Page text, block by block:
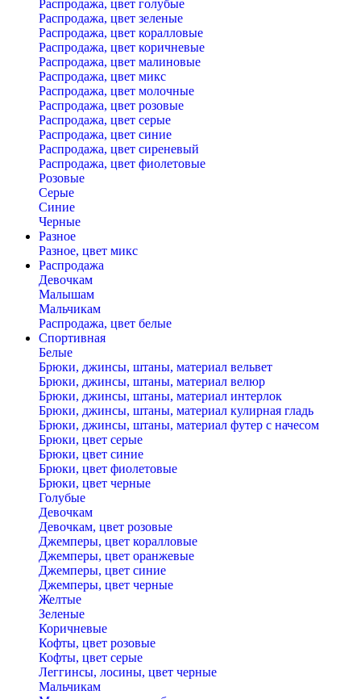
Распродажа, цвет голубые
Распродажа, цвет зеленые
Распродажа, цвет коралловые
Распродажа, цвет коричневые
Распродажа, цвет малиновые
Распродажа, цвет микс
Распродажа, цвет молочные
Распродажа, цвет розовые
Распродажа, цвет серые
Распродажа, цвет синие
Распродажа, цвет сиреневый
Распродажа, цвет фиолетовые
Розовые
Серые
Синие
Черные
Разное
Разное, цвет микс
Распродажа
Девочкам
Малышам
Мальчикам
Распродажа, цвет белые
Спортивная
Белые
Брюки, джинсы, штаны, материал вельвет
Брюки, джинсы, штаны, материал велюр
Брюки, джинсы, штаны, материал интерлок
Брюки, джинсы, штаны, материал кулирная гладь
Брюки, джинсы, штаны, материал футер с начесом
Брюки, цвет серые
Брюки, цвет синие
Брюки, цвет фиолетовые
Брюки, цвет черные
Голубые
Девочкам
Девочкам, цвет розовые
Джемперы, цвет коралловые
Джемперы, цвет оранжевые
Джемперы, цвет синие
Джемперы, цвет черные
Желтые
Зеленые
Коричневые
Кофты, цвет розовые
Кофты, цвет серые
Леггинсы, лосины, цвет черные
Мальчикам